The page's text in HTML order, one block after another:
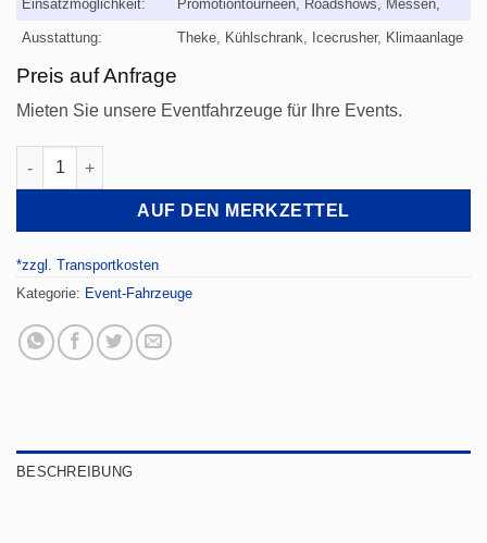
Einsatzmöglichkeit:
Promotiontourneen, Roadshows, Messen,
Junggesellenabschiede, Feste, Geburtstage
Ausstattung: Theke, Kühlschrank, Icecrusher, Klimaanlage
Preis auf Anfrage
Mieten Sie unsere Eventfahrzeuge für Ihre Events.
Cocktailbus Menge
AUF DEN MERKZETTEL
*zzgl. Transportkosten
Kategorie: Event-Fahrzeuge
BESCHREIBUNG